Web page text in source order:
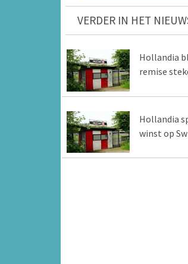
VERDER IN HET
Hollandia
remise
Hollandia
winst op